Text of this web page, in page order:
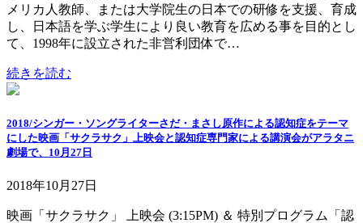
メリカ人教師、または大学院生の日本での研修を支援、育成
し、日本語を学ぶ学生により良い教育を広める事を目的とし
て、1998年に設立された非営利団体で…
続きを読む
2018/シンガー・ソングライターさだ・まさし原作による認知症をテーマ
にした映画「サクラサク」上映会と認知症専門家による講演会がアラタニ
劇場で、10月27日
2018年10月27日
映画「サクラサク」 上映会 (3:15PM) ＆ 特別プログラム「認